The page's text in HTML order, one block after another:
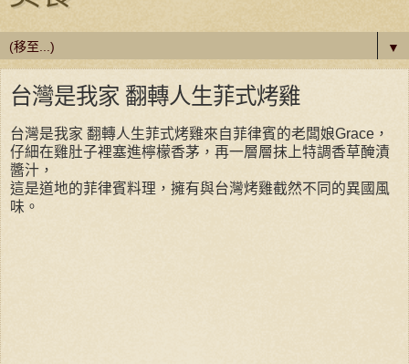
▼
台灣是我家 翻轉人生菲式烤雞
台灣是我家 翻轉人生菲式烤雞來自菲律賓的老闆娘Grace，
仔細在雞肚子裡塞進檸檬香茅，再一層層抹上特調香草醃漬
醬汁，
這是道地的菲律賓料理，擁有與台灣烤雞截然不同的異國風
味。